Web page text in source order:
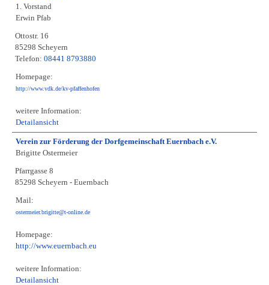
1. Vorstand
Erwin Pfab
Ottostr. 16
85298 Scheyern
Telefon: 08441 8793880
Homepage:
http://www.vdk.de/kv-pfaffenhofen
weitere Information:
Detailansicht
Verein zur Förderung der Dorfgemeinschaft Euernbach e.V.
Brigitte Ostermeier
Pfarrgasse 8
85298 Scheyern - Euernbach
Mail:
ostermeier.brigitte@t-online.de
Homepage:
http://www.euernbach.eu
weitere Information:
Detailansicht